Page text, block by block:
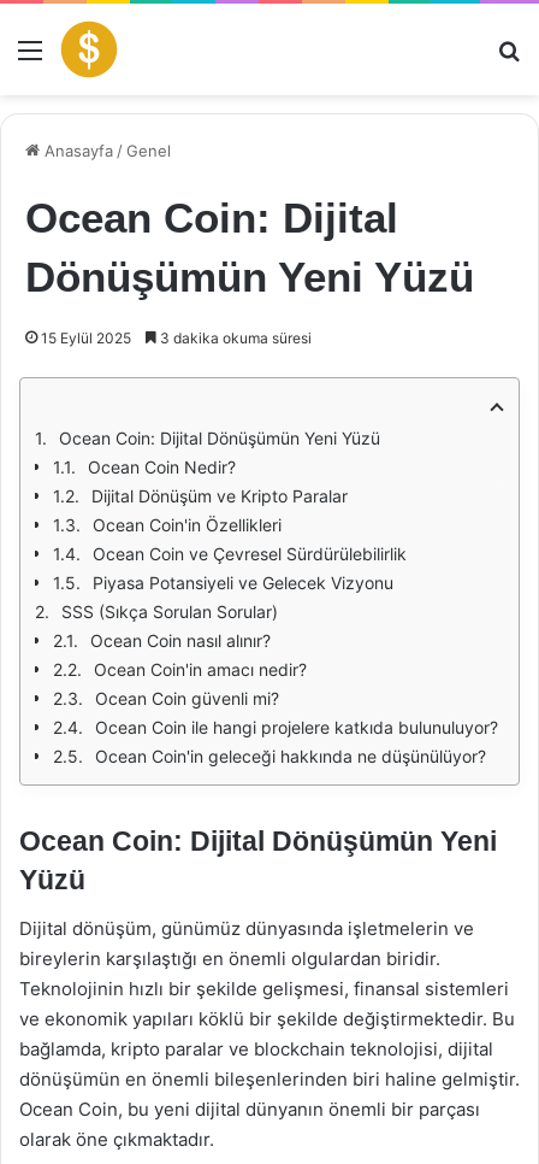
Menü
Anasayfa /Genel
Ocean Coin: Dijital
Dönüşümün Yeni Yüzü
15 Eylül 2025 3 dakika okuma süresi
Ocean Coin: Dijital Dönüşümün Yeni Yüzü
Ocean Coin Nedir?
Dijital Dönüşüm ve Kripto Paralar
Ocean Coin'in Özellikleri
Ocean Coin ve Çevresel Sürdürülebilirlik
Piyasa Potansiyeli ve Gelecek Vizyonu
SSS (Sıkça Sorulan Sorular)
Ocean Coin nasıl alınır?
Ocean Coin'in amacı nedir?
Ocean Coin güvenli mi?
Ocean Coin ile hangi projelere katkıda bulunuluyor?
Ocean Coin'in geleceği hakkında ne düşünülüyor?
Ocean Coin: Dijital Dönüşümün Yeni
Yüzü
Dijital dönüşüm, günümüz dünyasında işletmelerin ve
bireylerin karşılaştığı en önemli olgulardan biridir.
Teknolojinin hızlı bir şekilde gelişmesi, finansal sistemleri
ve ekonomik yapıları köklü bir şekilde değiştirmektedir. Bu
bağlamda, kripto paralar ve blockchain teknolojisi, dijital
dönüşümün en önemli bileşenlerinden biri haline gelmiştir.
Ocean Coin, bu yeni dijital dünyanın önemli bir parçası
olarak öne çıkmaktadır.